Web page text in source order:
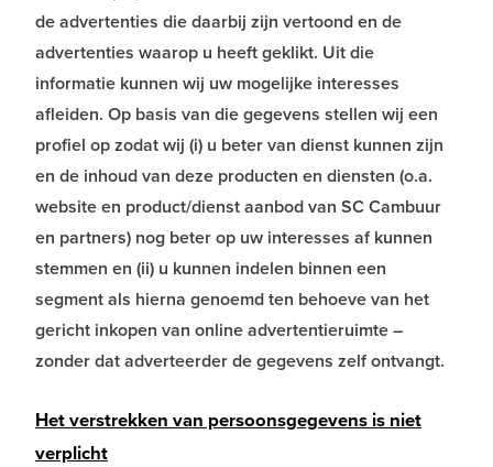
de advertenties die daarbij zijn vertoond en de
advertenties waarop u heeft geklikt. Uit die
informatie kunnen wij uw mogelijke interesses
afleiden. Op basis van die gegevens stellen wij een
profiel op zodat wij (i) u beter van dienst kunnen zijn
en de inhoud van deze producten en diensten (o.a.
website en product/dienst aanbod van SC Cambuur
en partners) nog beter op uw interesses af kunnen
stemmen en (ii) u kunnen indelen binnen een
segment als hierna genoemd ten behoeve van het
gericht inkopen van online advertentieruimte –
zonder dat adverteerder de gegevens zelf ontvangt.
Het verstrekken van persoonsgegevens is niet
verplicht